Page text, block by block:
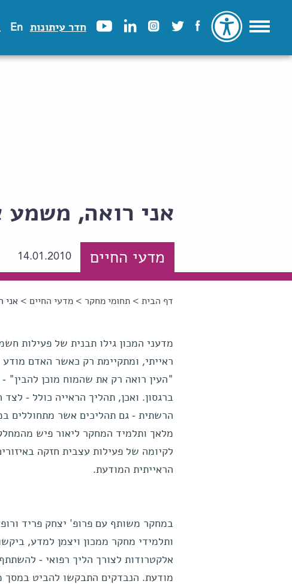
חדר עיתונות En
אני רואה, משמע
מדעי החיים 14.01.2010
הינך נמצא כאן
דף הבית >תחומי מחקר >מדעי החיים > אני
מדעני המכון גילו תבנית של פעילות
ראייתי, ומתקיימת רק כאשר האדם
ברגסון. ואכן, תהליך הראייה כולל -
הרשתית - גם תהליכים אשר מתחוללים
מלאך ותלמיד המחקר ליאור פיש
לקיומה של פעילות עצבית חזקה
הראייתית המודעת.
במחקר משותף עם פרופ' יצחק פריד
ותלמידי מחקר ממכון ויצמן למדע,
אלקטרודות לצורך הליך רפואי -
מודעת. הנבדקים התבקשו להביט במסך